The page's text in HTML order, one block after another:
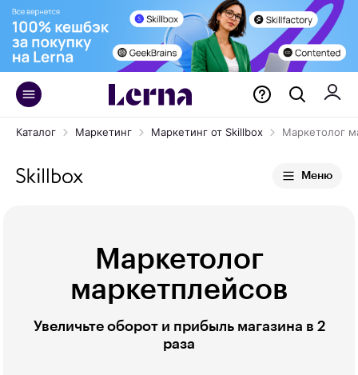
Каталог Маркетинг Маркетинг от Skillbox Маркетолог
Меню
Маркетолог
маркетплейсов
Увеличьте оборот и прибыль магазина в 2
раза